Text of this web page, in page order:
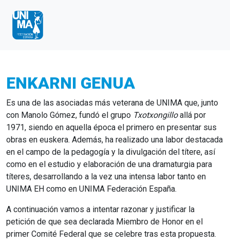
ENKARNI GENUA
Es una de las asociadas más veterana de UNIMA que, junto
con Manolo Gómez, fundó el grupo Txotxongilloallá por
1971, siendo en aquella época el primero en presentar sus
obras en euskera. Además, ha realizado una labor destacada
en el campo de la pedagogía y la divulgación del títere, así
como en el estudio y elaboración de una dramaturgia para
títeres, desarrollando a la vez una intensa labor tanto en
UNIMA EH como en UNIMA Federación España.
A continuación vamos a intentar razonar y justificar la
petición de que sea declarada Miembro de Honor en el
primer Comité Federal que se celebre tras esta propuesta.